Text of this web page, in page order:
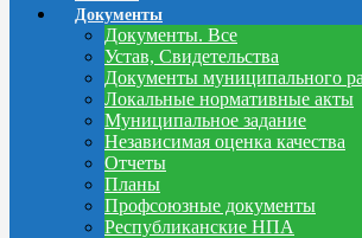
Документы
Документы. Все
Устав, Свидетельства
Документы муниципального
Локальные нормативные акты
Муниципальное задание
Независимая оценка качества
Отчеты
Планы
Профсоюзные документы
Республиканские НПА